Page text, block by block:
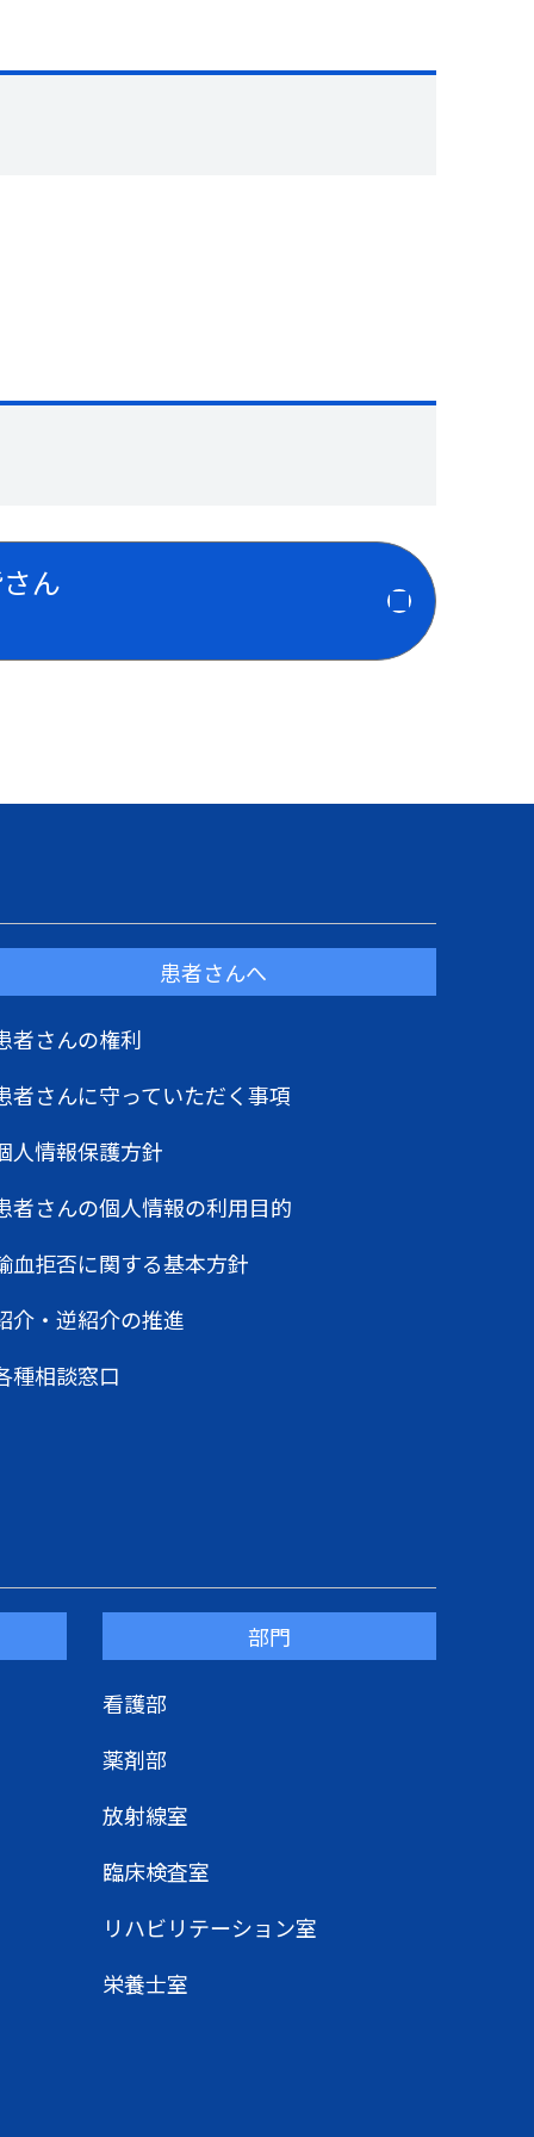
ん
患者さんへ
者さんの権利
者さんに守っていただく事項
人情報保護方針
者さんの個人情報の利用目的
血拒否に関する基本方針
介・逆紹介の推進
種相談窓口
部門
看護部
薬剤部
放射線室
臨床検査室
リハビリテーション室
栄養士室